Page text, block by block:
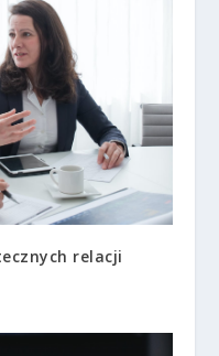
relacji